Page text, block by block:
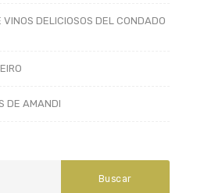
DELICIOSOS DEL CONDADO
DE AMANDI